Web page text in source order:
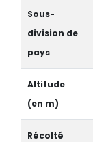
Sous-
division de
pays
Altitude
(en m)
Récolté